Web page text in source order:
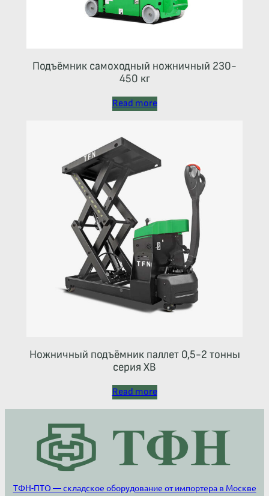
Подъёмник самоходный ножничный 230-
450 кг
Read more
Ножничный подъёмник паллет 0,5-2 тонны
серия ХВ
Read more
ТФН-ПТО — складское оборудование от импортера в Москве